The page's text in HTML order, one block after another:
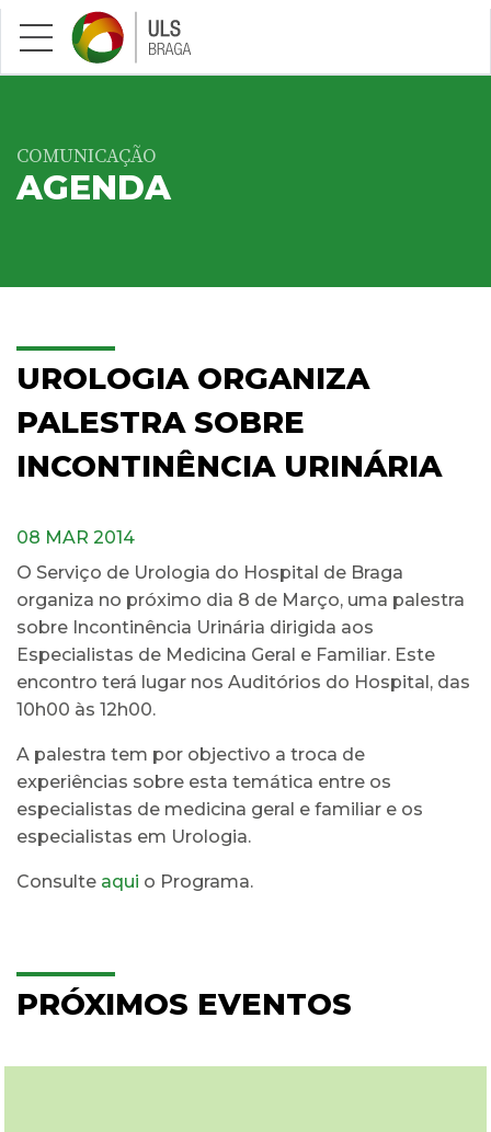
Saltar para conteúdo principal
COMUNICAÇÃO
AGENDA
UROLOGIA ORGANIZA
PALESTRA SOBRE
INCONTINÊNCIA URINÁRIA
08 MAR 2014
O Serviço de Urologia do Hospital de Braga
organiza no próximo dia 8 de Março, uma palestra
sobre Incontinência Urinária dirigida aos
Especialistas de Medicina Geral e Familiar. Este
encontro terá lugar nos Auditórios do Hospital, das
10h00 às 12h00.
A palestra tem por objectivo a troca de
experiências sobre esta temática entre os
especialistas de medicina geral e familiar e os
especialistas em Urologia.
Consulte aqui o Programa.
PRÓXIMOS EVENTOS